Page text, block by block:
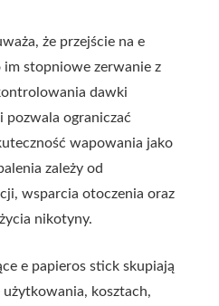
że przejście na e
im stopniowe zerwanie z
dawki
ograniczać
wapowania jako
zależy od
wsparcia otoczenia oraz
nikotyny.
e papieros stick skupiają
kosztach,